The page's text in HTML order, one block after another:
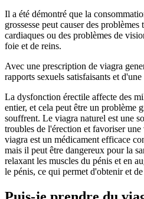
Il a été démontré que la
grossesse peut causer des
cardiaques ou des problèmes de
foie et de reins.
Avec une prescription de viagra
rapports sexuels satisfaisants et
La dysfonction érectile affecte des
entier, et cela peut être un problème
souffrent. Le viagra naturel est une
troubles de l'érection et favoriser
viagra est un médicament efficace
mais il peut être dangereux pour la
relaxant les muscles du pénis et en
le pénis, ce qui permet d'obtenir et